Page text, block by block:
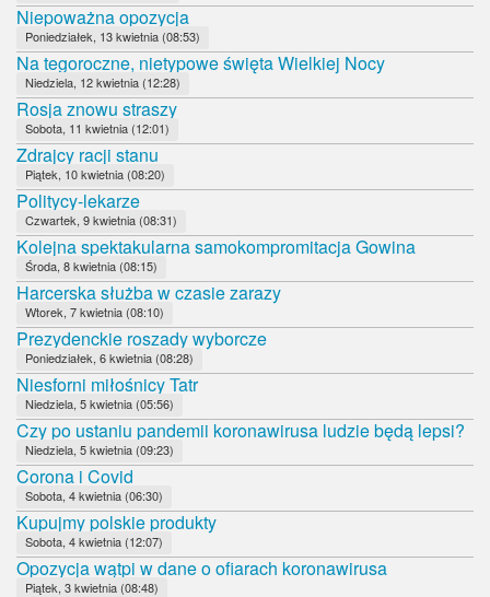
Niepoważna opozycja
Poniedziałek, 13 kwietnia (08:53)
Na tegoroczne, nietypowe święta Wielkiej Nocy
Niedziela, 12 kwietnia (12:28)
Rosja znowu straszy
Sobota, 11 kwietnia (12:01)
Zdrajcy racji stanu
Piątek, 10 kwietnia (08:20)
Politycy-lekarze
Czwartek, 9 kwietnia (08:31)
Kolejna spektakularna samokompromitacja Gowina
Środa, 8 kwietnia (08:15)
Harcerska służba w czasie zarazy
Wtorek, 7 kwietnia (08:10)
Prezydenckie roszady wyborcze
Poniedziałek, 6 kwietnia (08:28)
Niesforni miłośnicy Tatr
Niedziela, 5 kwietnia (05:56)
Czy po ustaniu pandemii koronawirusa ludzie będą lepsi?
Niedziela, 5 kwietnia (09:23)
Corona i Covid
Sobota, 4 kwietnia (06:30)
Kupujmy polskie produkty
Sobota, 4 kwietnia (12:07)
Opozycja wątpi w dane o ofiarach koronawirusa
Piątek, 3 kwietnia (08:48)